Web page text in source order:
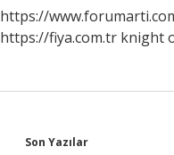
https://
https://fiya.com.tr knight
Son Yazılar